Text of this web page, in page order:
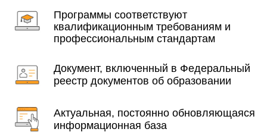
Программы соответствуют
квалификационным требованиям и
профессиональным стандартам
Документ, включенный в Федеральный
реестр документов об образовании
Актуальная, постоянно обновляющаяся
информационная база